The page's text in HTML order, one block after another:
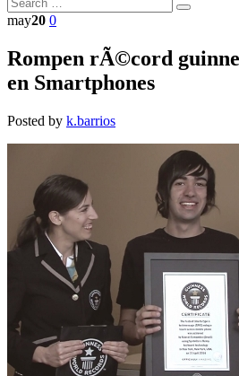
may20 0
Rompen rÃ©cord
en Smartphones
Posted by k.barrios